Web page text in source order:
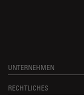
UNTERNEHMEN
RECHTLICHES